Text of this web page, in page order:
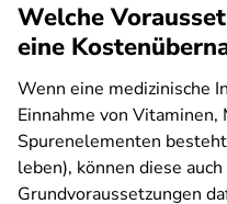
Welche
eine
Wenn eine medizinische
Einnahme von
Spurenelementen
leben), können diese
Grundvoraussetzungen